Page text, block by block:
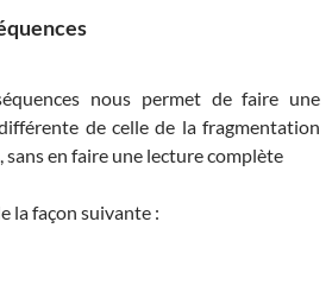
nous permet de faire une
de celle de la fragmentation
en faire une lecture complète
la façon suivante :